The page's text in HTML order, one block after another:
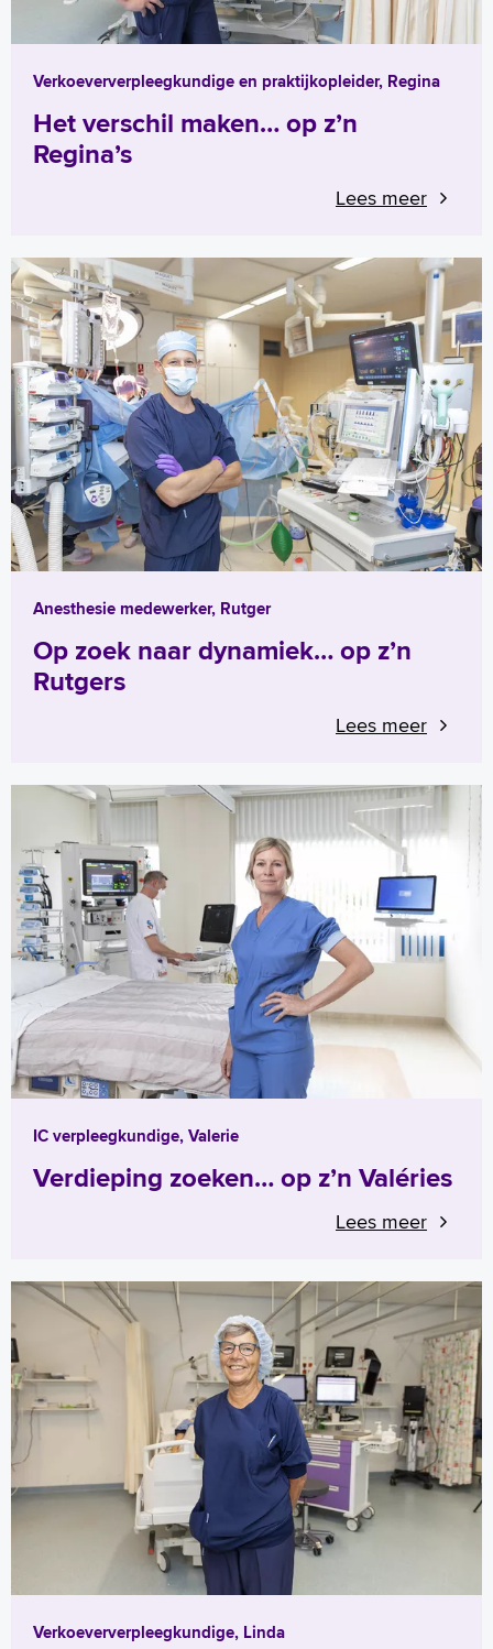
Verkoeververpleegkundige en praktijkopleider, Regina
Het verschil maken… op z’n
Regina’s
Lees meer
Anesthesie medewerker, Rutger
Op zoek naar dynamiek… op z’n
Rutgers
Lees meer
IC verpleegkundige, Valerie
Verdieping zoeken… op z’n Valéries
Lees meer
Verkoeververpleegkundige, Linda